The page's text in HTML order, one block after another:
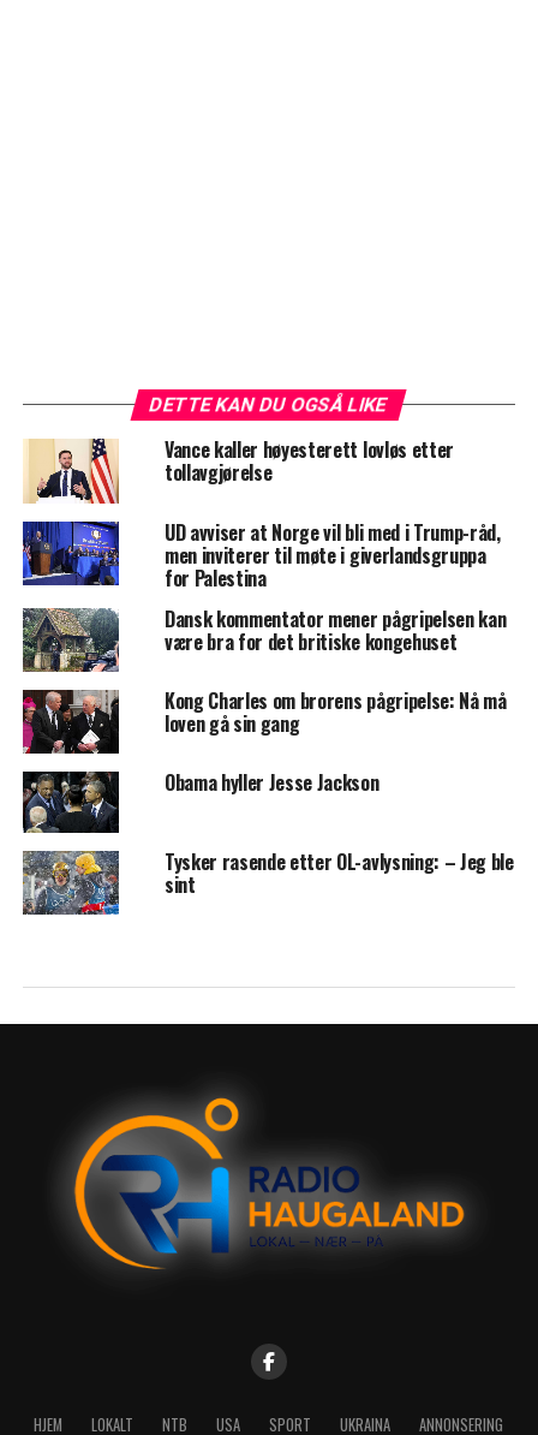
DETTE KAN DU OGSÅ LIKE
Vance kaller høyesterett lovløs etter
tollavgjørelse
UD avviser at Norge vil bli med i Trump-råd,
men inviterer til møte i giverlandsgruppa
for Palestina
Dansk kommentator mener pågripelsen kan
være bra for det britiske kongehuset
Kong Charles om brorens pågripelse: Nå må
loven gå sin gang
Obama hyller Jesse Jackson
Tysker rasende etter OL-avlysning: – Jeg ble
sint
HJEM LOKALT NTB USA SPORT UKRAINA ANNONSERING